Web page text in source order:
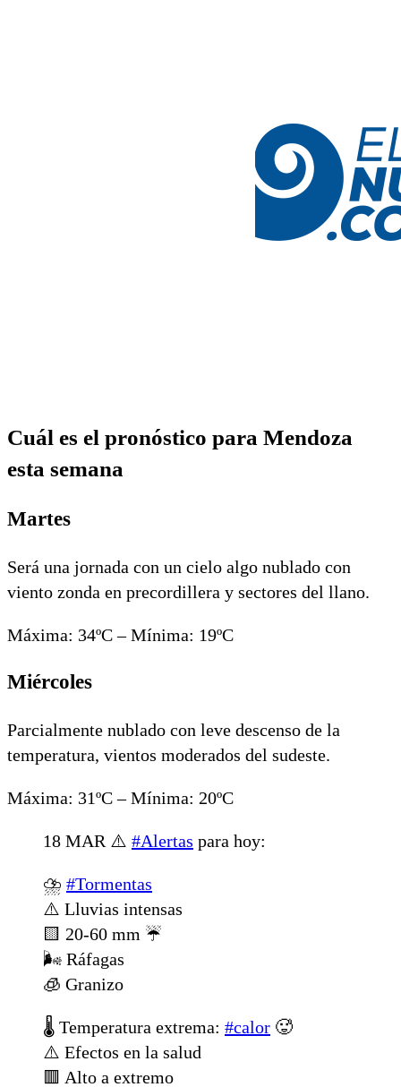
Cuál es el pronóstico para Mendoza
esta semana
Martes
Será una jornada con un cielo algo nublado con
viento zonda en precordillera y sectores del llano.
Máxima: 34ºC – Mínima: 19ºC
Miércoles
Parcialmente nublado con leve descenso de la
temperatura, vientos moderados del sudeste.
Máxima: 31ºC – Mínima: 20ºC
18 MAR ⚠️ #Alertas para hoy:
⛈️ #Tormentas
⚠️ Lluvias intensas
🟨 20-60 mm ☔️
🌬️ Ráfagas
🧊 Granizo
🌡️ Temperatura extrema: #calor 🥵
⚠️ Efectos en la salud
🟥 Alto a extremo